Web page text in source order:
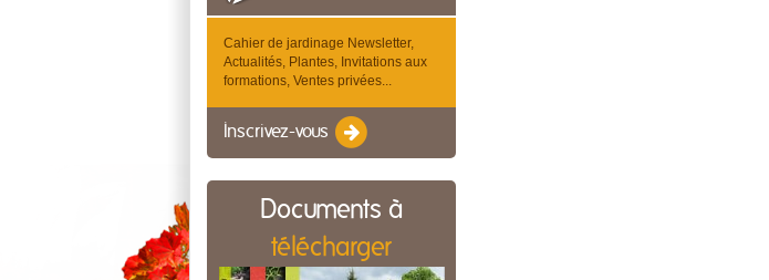
Cahier de jardinage Newsletter,
Actualités, Plantes, Invitations aux
formations, Ventes privées...
Inscrivez-vous
Documents à
télécharger